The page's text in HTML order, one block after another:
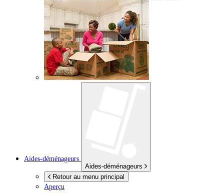
Aides-déménageurs
Aides-déménageurs
Retour au menu principal
Aperçu